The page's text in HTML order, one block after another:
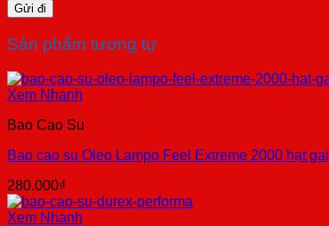
Sản phẩm tương tự
Xem Nhanh
Bao Cao Su
Bao cao su Oleo Lampo Feel Extreme 2000 hạt gai
280.000₫
Xem Nhanh